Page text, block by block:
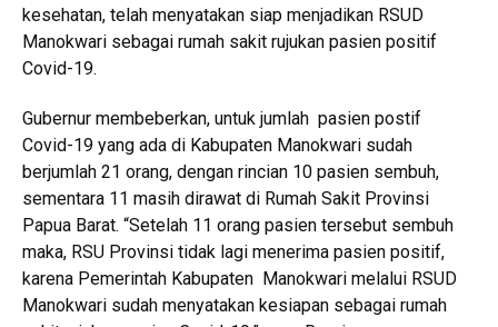
kesehatan, telah menyatakan siap menjadikan RSUD
Manokwari sebagai rumah sakit rujukan pasien positif
Covid-19.
Gubernur membeberkan, untuk jumlah pasien postif
Covid-19 yang ada di Kabupaten Manokwari sudah
berjumlah 21 orang, dengan rincian 10 pasien sembuh,
sementara 11 masih dirawat di Rumah Sakit Provinsi
Papua Barat. “Setelah 11 orang pasien tersebut sembuh
maka, RSU Provinsi tidak lagi menerima pasien positif,
karena Pemerintah Kabupaten Manokwari melalui RSUD
Manokwari sudah menyatakan kesiapan sebagai rumah